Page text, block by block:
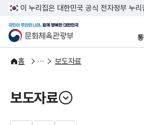
본문 바
주메뉴
이 누리집은 대한민국 공식 전자정부 누리
문화체육관광부
국민이 주인인 나라
홈
알림·소식
보도·뉴스 보도자료
보도자료
열기